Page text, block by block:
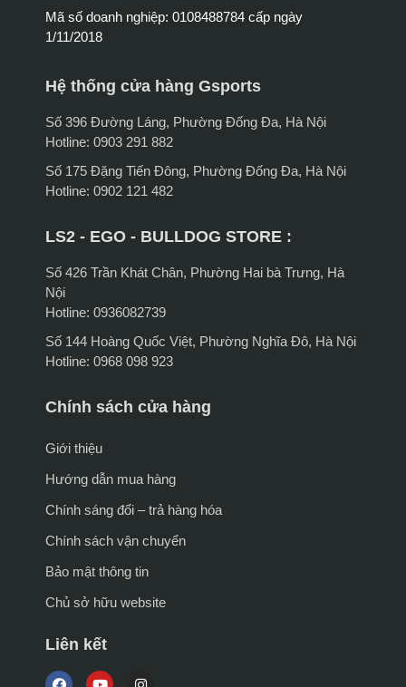
Mã số doanh nghiệp: 0108488784 cấp ngày
1/11/2018
Hệ thống cửa hàng Gsports
Số 396 Đường Láng, Phường Đống Đa, Hà Nội
Hotline: 0903 291 882
Số 175 Đặng Tiến Đông, Phường Đống Đa, Hà Nội
Hotline: 0902 121 482
LS2 - EGO - BULLDOG STORE :
Số 426 Trần Khát Chân, Phường Hai bà Trưng, Hà
Nội
Hotline: 0936082739
Số 144 Hoàng Quốc Việt, Phường Nghĩa Đô, Hà Nội
Hotline: 0968 098 923
Chính sách cửa hàng
Giới thiệu
Hướng dẫn mua hàng
Chính sáng đổi – trả hàng hóa
Chính sách vận chuyển
Bảo mật thông tin
Chủ sở hữu website
Liên kết